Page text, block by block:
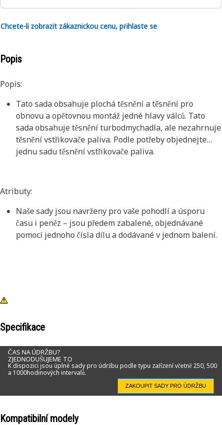
Chcete-li zobrazit zákaznickou cenu, přihlaste se
Popis
Popis:
Tato sada obsahuje plochá těsnění a těsnění pro
obnovu a opětovnou montáž jedné hlavy válců. Tato
sada obsahuje těsnění turbodmychadla, ale nezahrnuje
těsnění vstřikovače paliva. Podle potřeby objednejte
jednu sadu těsnění vstřikovače paliva.
Atributy:
Naše sady jsou navrženy pro vaše pohodlí a úsporu
času i peněz – jsou předem zabalené, objednávané
pomocí jednoho čísla dílu a dodávané v jednom balení.
Specifikace
ČAS NA ÚDRŽBU?
ZJEDNODUŠUJEME TO
K dispozici jsou úplné sady pro údržbu podle typu zařízení včetně 250, 500
a 1000hodinových intervalů.
ZAKOUPIT SADY PRO ÚDRŽBU
Kompatibilní modely